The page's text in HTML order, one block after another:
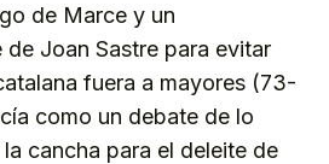
de Marce y un
Joan Sastre para evitar
fuera a mayores (73-
como un debate de lo
cancha para el deleite de